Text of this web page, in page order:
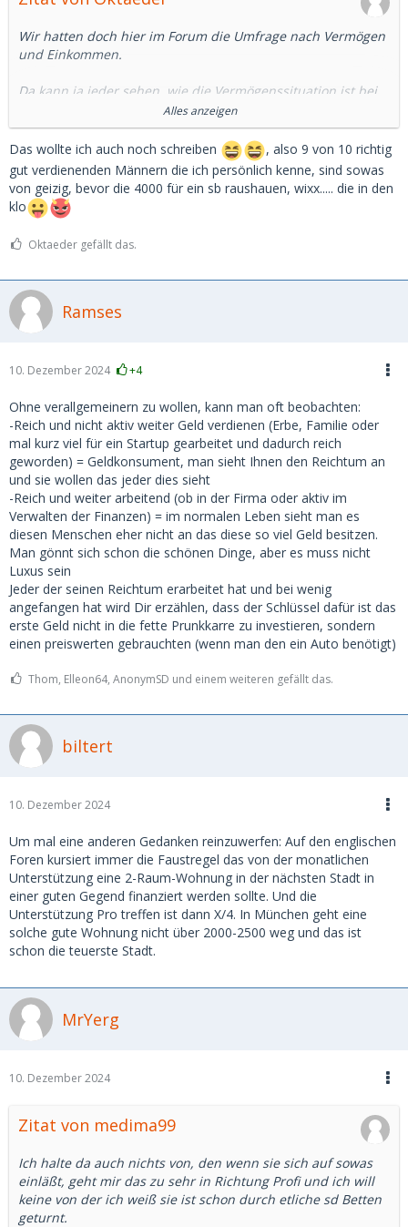
Wir hatten doch hier im Forum die Umfrage nach Vermögen
und Einkommen.
Da kann ja jeder sehen, wie die Vermögenssituation ist bei
Und 4.000 Euro für ein SB, das sind immer noch ca 8.000
brutto-Gehalt. Das muss man erstmal übrig haben.
Und viele sehr Reiche, die ich kenne, sind eher geizig oder
kniepig, was das Geldausgeben angeht.
Nicht umsonst kommt ja der Spruch: wenn du sparen
Alles anzeigen
Das wollte ich auch noch schreiben
, also 9 von 10 richtig
gut verdienenden Männern die ich persönlich kenne, sind sowas
von geizig, bevor die 4000 für ein sb raushauen, wixx..... die in den
klo
Oktaeder gefällt das.
Ramses
10. Dezember 2024 +4
Ohne verallgemeinern zu wollen, kann man oft beobachten:
-Reich und nicht aktiv weiter Geld verdienen (Erbe, Familie oder
mal kurz viel für ein Startup gearbeitet und dadurch reich
geworden) = Geldkonsument, man sieht Ihnen den Reichtum an
und sie wollen das jeder dies sieht
-Reich und weiter arbeitend (ob in der Firma oder aktiv im
Verwalten der Finanzen) = im normalen Leben sieht man es
diesen Menschen eher nicht an das diese so viel Geld besitzen.
Man gönnt sich schon die schönen Dinge, aber es muss nicht
Luxus sein
Jeder der seinen Reichtum erarbeitet hat und bei wenig
angefangen hat wird Dir erzählen, dass der Schlüssel dafür ist das
erste Geld nicht in die fette Prunkkarre zu investieren, sondern
einen preiswerten gebrauchten (wenn man den ein Auto benötigt)
Thom, Elleon64, AnonymSD und einem weiteren gefällt das.
biltert
10. Dezember 2024
Um mal eine anderen Gedanken reinzuwerfen: Auf den englischen
Foren kursiert immer die Faustregel das von der monatlichen
Unterstützung eine 2-Raum-Wohnung in der nächsten Stadt in
einer guten Gegend finanziert werden sollte. Und die
Unterstützung Pro treffen ist dann X/4. In München geht eine
solche gute Wohnung nicht über 2000-2500 weg und das ist
schon die teuerste Stadt.
MrYerg
10. Dezember 2024
Zitat von medima99
Ich halte da auch nichts von, den wenn sie sich auf sowas
einläßt, geht mir das zu sehr in Richtung Profi und ich will
keine von der ich weiß sie ist schon durch etliche sd Betten
geturnt.